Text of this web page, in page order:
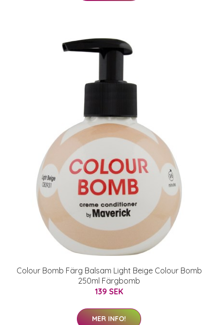
Colour Bomb Färg Balsam Light Beige Colour Bomb
250ml Färgbomb
139 SEK
MER INFO!